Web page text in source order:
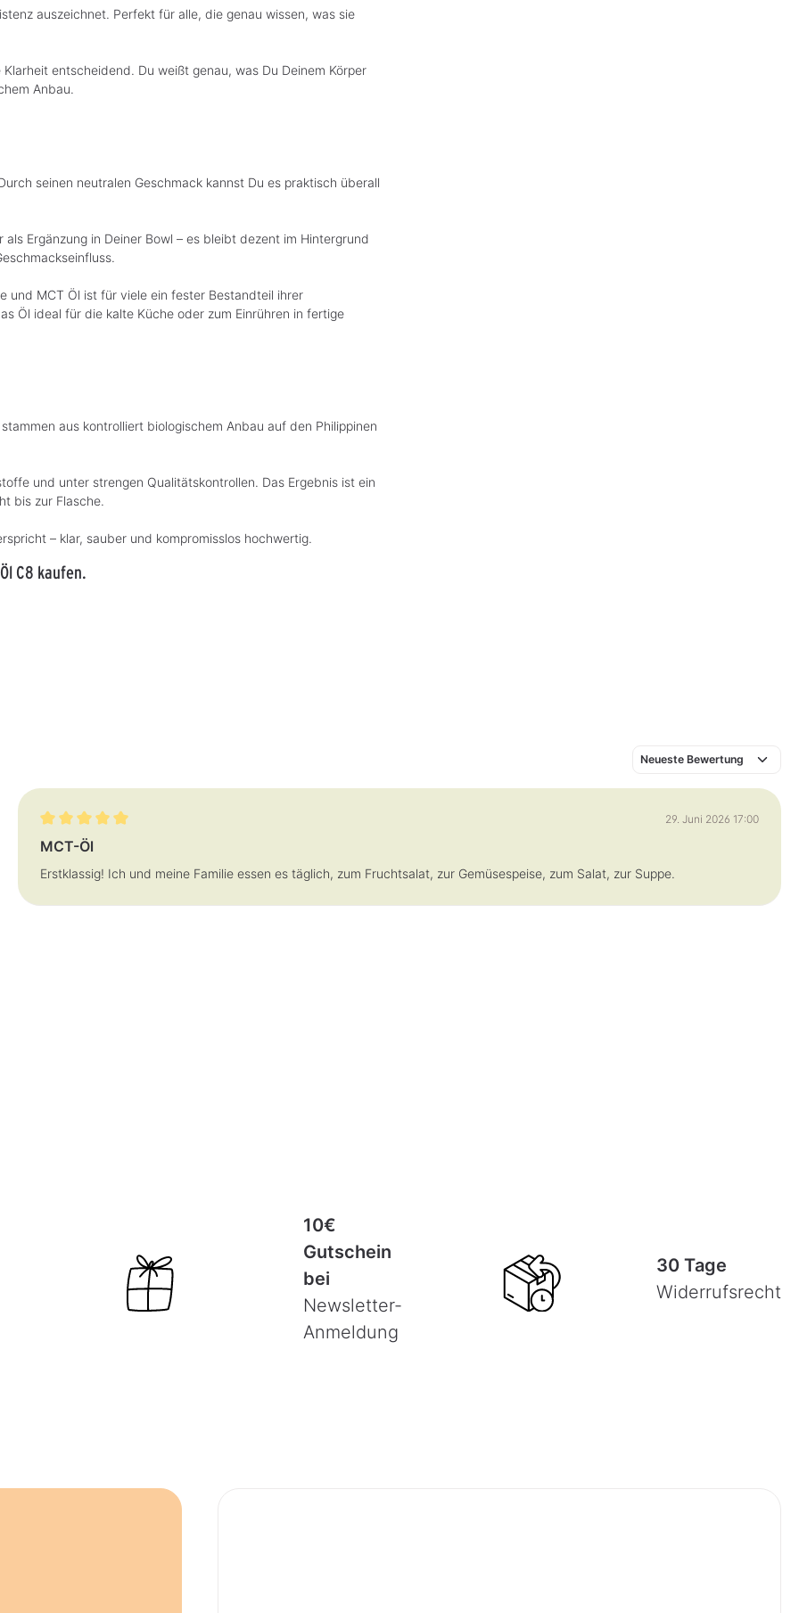
auszeichnet. Perfekt für alle, die genau wissen, was sie
entscheidend. Du weißt genau, was Du Deinem Körper
Anbau.
seinen neutralen Geschmack kannst Du es praktisch überall
Ergänzung in Deiner Bowl – es bleibt dezent im Hintergrund
und MCT Öl ist für viele ein fester Bestandteil ihrer
Öl ideal für die kalte Küche oder zum Einrühren in fertige
aus kontrolliert biologischem Anbau auf den Philippinen
und unter strengen Qualitätskontrollen. Das Ergebnis ist ein
bis zur Flasche.
– klar, sauber und kompromisslos hochwertig.
C8 kaufen.
Bewertung mit 5 von 5 Sternen
29. Juni 2026 17:00
MCT-Öl
Erstklassig! Ich und meine Familie essen es täglich, zum Fruchtsalat, zur Gemüsespeise, zum Salat, zur Suppe.
10€
Gutschein
bei
Newsletter-
Anmeldung
30 Tage
Widerrufsrecht